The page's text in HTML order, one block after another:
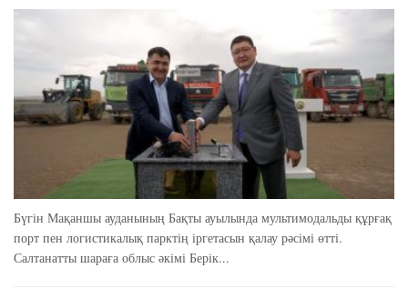
Бүгін Мақаншы ауданының Бақты ауылында мультимодальды құрғақ
порт пен логистикалық парктің іргетасын қалау рәсімі өтті.
Салтанатты шараға облыс әкімі Берік...